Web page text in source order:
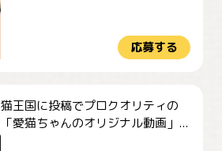
応募する
猫王国に投稿でプロクオリティの
「愛猫ちゃんのオリジナル動画」...